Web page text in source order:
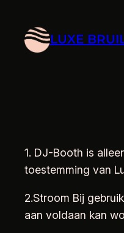
LUXE
1. DJ-Booth is
toestemming van
2.Stroom Bij
aan voldaan kan